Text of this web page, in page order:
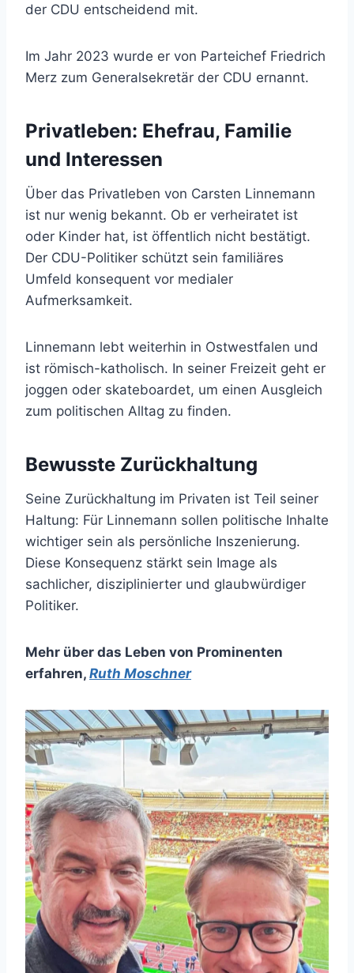
der CDU entscheidend mit.
Im Jahr 2023 wurde er von Parteichef Friedrich
Merz zum Generalsekretär der CDU ernannt.
Privatleben: Ehefrau, Familie
und Interessen
Über das Privatleben von Carsten Linnemann
ist nur wenig bekannt. Ob er verheiratet ist
oder Kinder hat, ist öffentlich nicht bestätigt.
Der CDU-Politiker schützt sein familiäres
Umfeld konsequent vor medialer
Aufmerksamkeit.
Linnemann lebt weiterhin in Ostwestfalen und
ist römisch-katholisch. In seiner Freizeit geht er
joggen oder skateboardet, um einen Ausgleich
zum politischen Alltag zu finden.
Bewusste Zurückhaltung
Seine Zurückhaltung im Privaten ist Teil seiner
Haltung: Für Linnemann sollen politische Inhalte
wichtiger sein als persönliche Inszenierung.
Diese Konsequenz stärkt sein Image als
sachlicher, disziplinierter und glaubwürdiger
Politiker.
Mehr über das Leben von Prominenten
erfahren, Ruth Moschner